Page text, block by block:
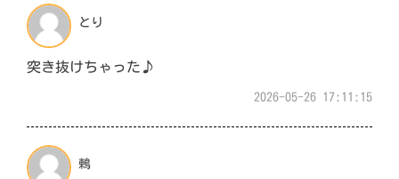
とり
突き抜けちゃった♪
2026-05-26 17:11:15
鶇